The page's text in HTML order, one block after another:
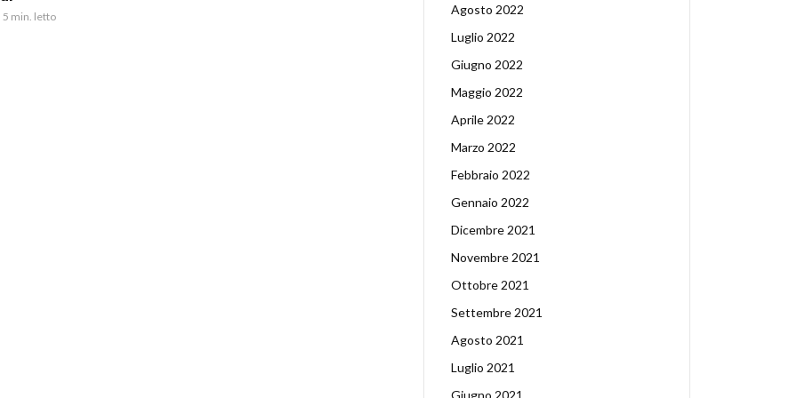
5 min. letto
Agosto 2022
Luglio 2022
Giugno 2022
Maggio 2022
Aprile 2022
Marzo 2022
Febbraio 2022
Gennaio 2022
Dicembre 2021
Novembre 2021
Ottobre 2021
Settembre 2021
Agosto 2021
Luglio 2021
Giugno 2021